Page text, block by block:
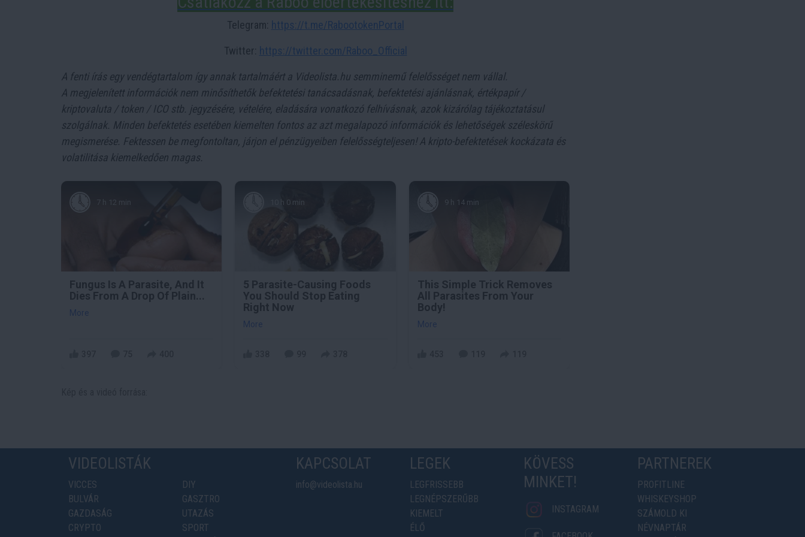
Telegram: https://t.me/RabootokenPortal
Twitter: https://twitter.com/Raboo_Official
A fenti írás egy vendégtartalom így annak tartalmáért a Videolista.hu semminemű felelősséget nem vállal.
A megjelenített információk nem minősíthetők befektetési tanácsadásnak, befektetési ajánlásnak, értékpapír /
kriptovaluta / token / ICO stb. jegyzésére, vételére, eladására vonatkozó felhívásnak, azok kizárólag tájékoztatásul
szolgálnak. Minden befektetés esetében kiemelten fontos az azt megalapozó információk és lehetőségek széleskörű
megismerése. Fektessen be megfontoltan, járjon el pénzügyeiben felelősségteljesen! A kripto-befektetések kockázata és
volatilitása kiemelkedően magas.
7 h 12 min
Fungus Is A Parasite, And It
Dies From A Drop Of Plain...
More
10 h 0 min
5 Parasite-Causing Foods
You Should Stop Eating
Right Now
More
9 h 14 min
This Simple Trick Removes
All Parasites From Your
Body!
More
VIDEOLISTÁK
VICCES
BULVÁR
GAZDASÁG
CRYPTO
DIY
GASZTRO
UTAZÁS
SPORT
KAPCSOLAT
info@videolista.hu
LEGEK
LEGFRISSEBB
LEGNÉPSZERŰBB
KIEMELT
ÉLŐ
KÖVESS
MINKET!
INSTAGRAM
PARTNEREK
PROFITLINE
WHISKEYSHOP
SZÁMOLD KI
NÉVNAPTÁR